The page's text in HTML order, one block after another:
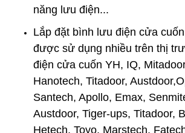
năng lưu điện...
Lắp đặt bình lưu điện cửa cuốn
được sử dụng nhiều trên thị
điện cửa cuốn YH, IQ,
Hanotech, Titadoor,
Santech, Apollo, Emax,
Austdoor, Tiger-ups, Titadoor,
Hetech, Toyo, Marstech,